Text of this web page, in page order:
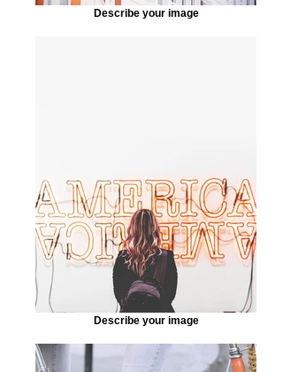
Describe your image
Describe your image